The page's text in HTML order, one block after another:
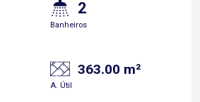
2
Banheiros
363.00 m²
A. Útil